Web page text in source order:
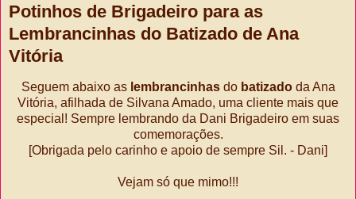
Potinhos de Brigadeiro para as
Lembrancinhas do Batizado de Ana
Vitória
Seguem abaixo aslembrancinhas do batizadoda Ana
Vitória, afilhada de Silvana Amado, uma cliente mais que
especial! Sempre lembrando da Dani Brigadeiro em suas
comemorações.
[Obrigada pelo carinho e apoio de sempre Sil. - Dani]
Vejam só que mimo!!!